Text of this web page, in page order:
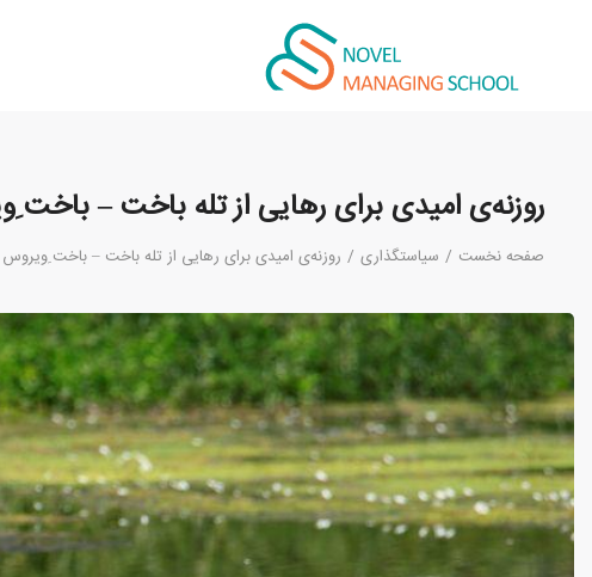
روزنه‌ی امیدی برای رهایی از تله باخت – باخت
صفحه نخست / سیاستگذاری / روزنه‌ی امیدی برای رهایی از تله باخت – باخت ِویروس